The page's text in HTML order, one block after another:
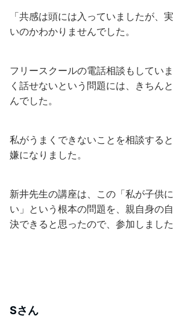
「共感は頭には入っていましたが、
いのかわかりませんでした。
フリースクールの電話相談もしてい
く話せないという問題には、きちん
んでした。
私がうまくできないことを相談する
嫌になりました。
新井先生の講座は、この「私が子供
い」という根本の問題を、親自身の
決できると思ったので、参加しました
Sさん